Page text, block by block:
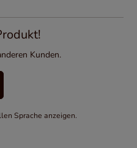
Kunden.
Sprache anzeigen.